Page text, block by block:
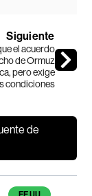
Siguiente
el acuerdo
de Ormuz
pero exige
condiciones
de